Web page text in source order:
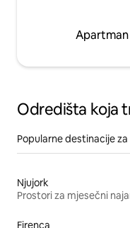
Apartman
Odredišta koja
Popularne destinacije
Njujork
Prostori za mjesečni
Firenca